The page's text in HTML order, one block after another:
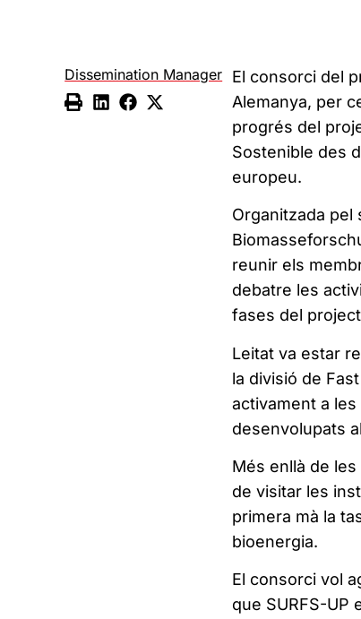
Dissemination Manager El consorci del
Alemanya, per
progrés del
Sostenible des
europeu.
Organitzada pel
reunir els
debatre les
fases del
Leitat va estar
la divisió de
activament a
desenvolupats
Més enllà de
de visitar les
primera mà la
bioenergia.
El consorci vol
que SURFS-UP